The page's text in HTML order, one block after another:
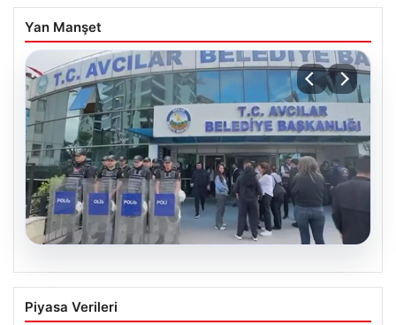
Yan Manşet
05.08.2026
Avcılar Belediyesi’ne operasyon. 12
şüpheli gözaltına alındı
Piyasa Verileri